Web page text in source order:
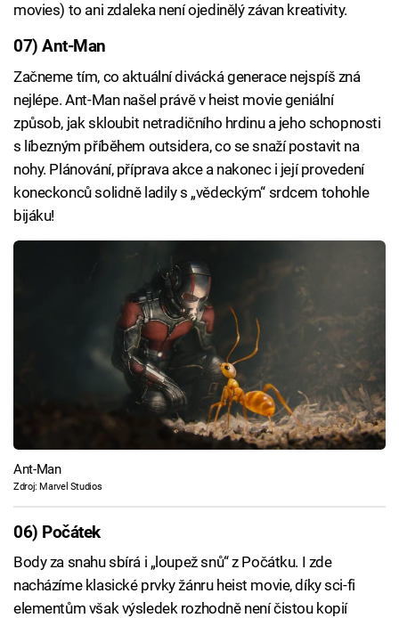
movies) to ani zdaleka není ojedinělý závan kreativity.
07) Ant-Man
Začneme tím, co aktuální divácká generace nejspíš zná
nejlépe. Ant-Man našel právě v heist movie geniální
způsob, jak skloubit netradičního hrdinu a jeho schopnosti
s líbezným příběhem outsidera, co se snaží postavit na
nohy. Plánování, příprava akce a nakonec i její provedení
koneckonců solidně ladily s „vědeckým“ srdcem tohohle
bijáku!
Ant-Man
Zdroj: Marvel Studios
06) Počátek
Body za snahu sbírá i „loupež snů“ z Počátku. I zde
nacházíme klasické prvky žánru heist movie, díky sci-fi
elementům však výsledek rozhodně není čistou kopií